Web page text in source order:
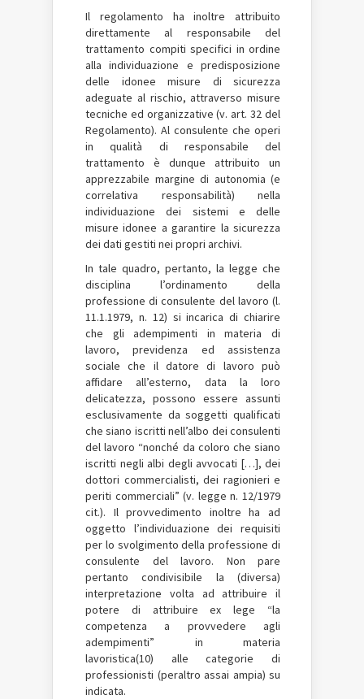
Il regolamento ha inoltre attribuito
direttamente al responsabile del
trattamento compiti specifici in ordine
alla individuazione e predisposizione
delle idonee misure di sicurezza
adeguate al rischio, attraverso misure
tecniche ed organizzative (v. art. 32 del
Regolamento). Al consulente che operi
in qualità di responsabile del
trattamento è dunque attribuito un
apprezzabile margine di autonomia (e
correlativa responsabilità) nella
individuazione dei sistemi e delle
misure idonee a garantire la sicurezza
dei dati gestiti nei propri archivi.
In tale quadro, pertanto, la legge che
disciplina l’ordinamento della
professione di consulente del lavoro (l.
11.1.1979, n. 12) si incarica di chiarire
che gli adempimenti in materia di
lavoro, previdenza ed assistenza
sociale che il datore di lavoro può
affidare all’esterno, data la loro
delicatezza, possono essere assunti
esclusivamente da soggetti qualificati
che siano iscritti nell’albo dei consulenti
del lavoro “nonché da coloro che siano
iscritti negli albi degli avvocati […], dei
dottori commercialisti, dei ragionieri e
periti commerciali” (v. legge n. 12/1979
cit.). Il provvedimento inoltre ha ad
oggetto l’individuazione dei requisiti
per lo svolgimento della professione di
consulente del lavoro. Non pare
pertanto condivisibile la (diversa)
interpretazione volta ad attribuire il
potere di attribuire ex lege “la
competenza a provvedere agli
adempimenti” in materia
lavoristica(10) alle categorie di
professionisti (peraltro assai ampia) su
indicata.